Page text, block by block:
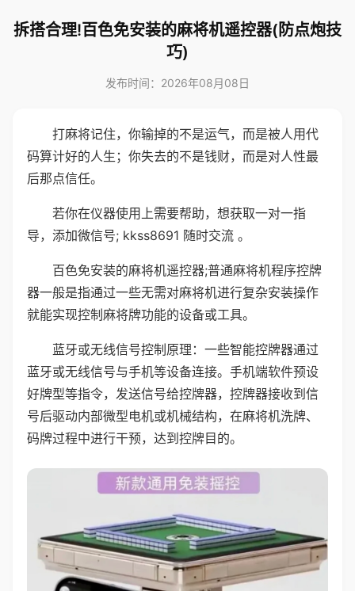
拆搭合理!百色免安装的麻将机遥控器(防点炮技
巧)
发布时间：2026年08月08日
打麻将记住，你输掉的不是运气，而是被人用代
码算计好的人生；你失去的不是钱财，而是对人性最
后那点信任。
若你在仪器使用上需要帮助，想获取一对一指
导，添加微信号; kkss8691 随时交流 。
百色免安装的麻将机遥控器;普通麻将机程序控牌
器一般是指通过一些无需对麻将机进行复杂安装操作
就能实现控制麻将牌功能的设备或工具。
蓝牙或无线信号控制原理：一些智能控牌器通过
蓝牙或无线信号与手机等设备连接。手机端软件预设
好牌型等指令，发送信号给控牌器，控牌器接收到信
号后驱动内部微型电机或机械结构，在麻将机洗牌、
码牌过程中进行干预，达到控牌目的。